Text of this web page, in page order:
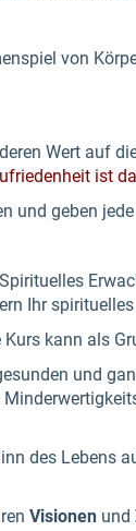
von
Wert auf
ist
und geben
Ihr
Kurs kann als
und
des Lebens
Visionen und